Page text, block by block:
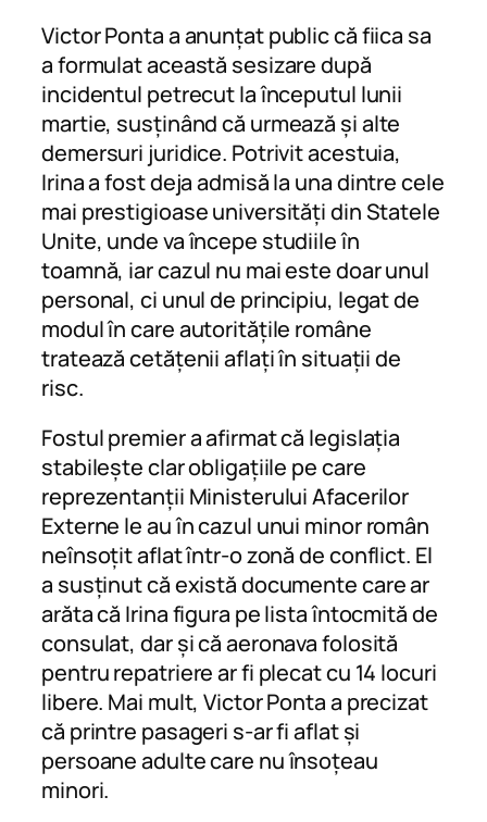
Victor Ponta a anunțat public că fiica sa
a formulat această sesizare după
incidentul petrecut la începutul lunii
martie, susținând că urmează și alte
demersuri juridice. Potrivit acestuia,
Irina a fost deja admisă la una dintre cele
mai prestigioase universități din Statele
Unite, unde va începe studiile în
toamnă, iar cazul nu mai este doar unul
personal, ci unul de principiu, legat de
modul în care autoritățile române
tratează cetățenii aflați în situații de
risc.
Fostul premier a afirmat că legislația
stabilește clar obligațiile pe care
reprezentanții Ministerului Afacerilor
Externe le au în cazul unui minor român
neînsoțit aflat într-o zonă de conflict. El
a susținut că există documente care ar
arăta că Irina figura pe lista întocmită de
consulat, dar și că aeronava folosită
pentru repatriere ar fi plecat cu 14 locuri
libere. Mai mult, Victor Ponta a precizat
că printre pasageri s-ar fi aflat și
persoane adulte care nu însoțeau
minori.